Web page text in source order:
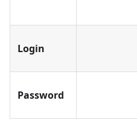
Login
Password